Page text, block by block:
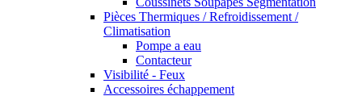
Pièces Thermiques / Refroidissement /
Climatisation
Pompe a eau
Contacteur
Visibilité - Feux
Accessoires échappement